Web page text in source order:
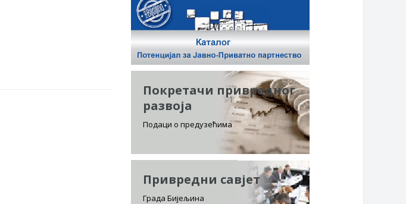
Покретачи привредног
развоја
Подаци о предузећима
Привредни савјет
Града Бијељина